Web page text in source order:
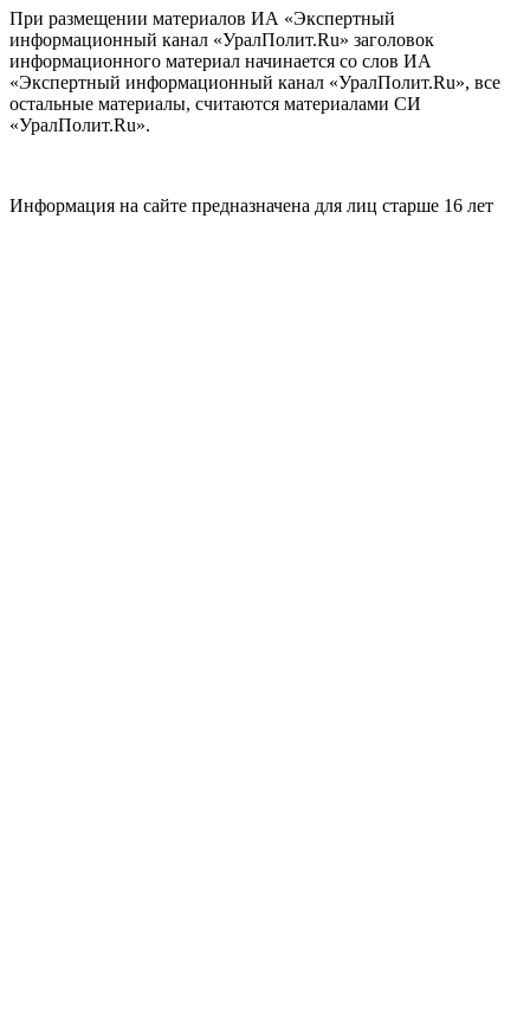
При размещении материалов ИА «Экспертный
информационный канал «УралПолит.Ru» заголовок
информационного материал начинается со слов ИА
«Экспертный информационный канал «УралПолит.Ru», все
остальные материалы, считаются материалами СИ
«УралПолит.Ru».
Информация на сайте предназначена для лиц старше 16 лет